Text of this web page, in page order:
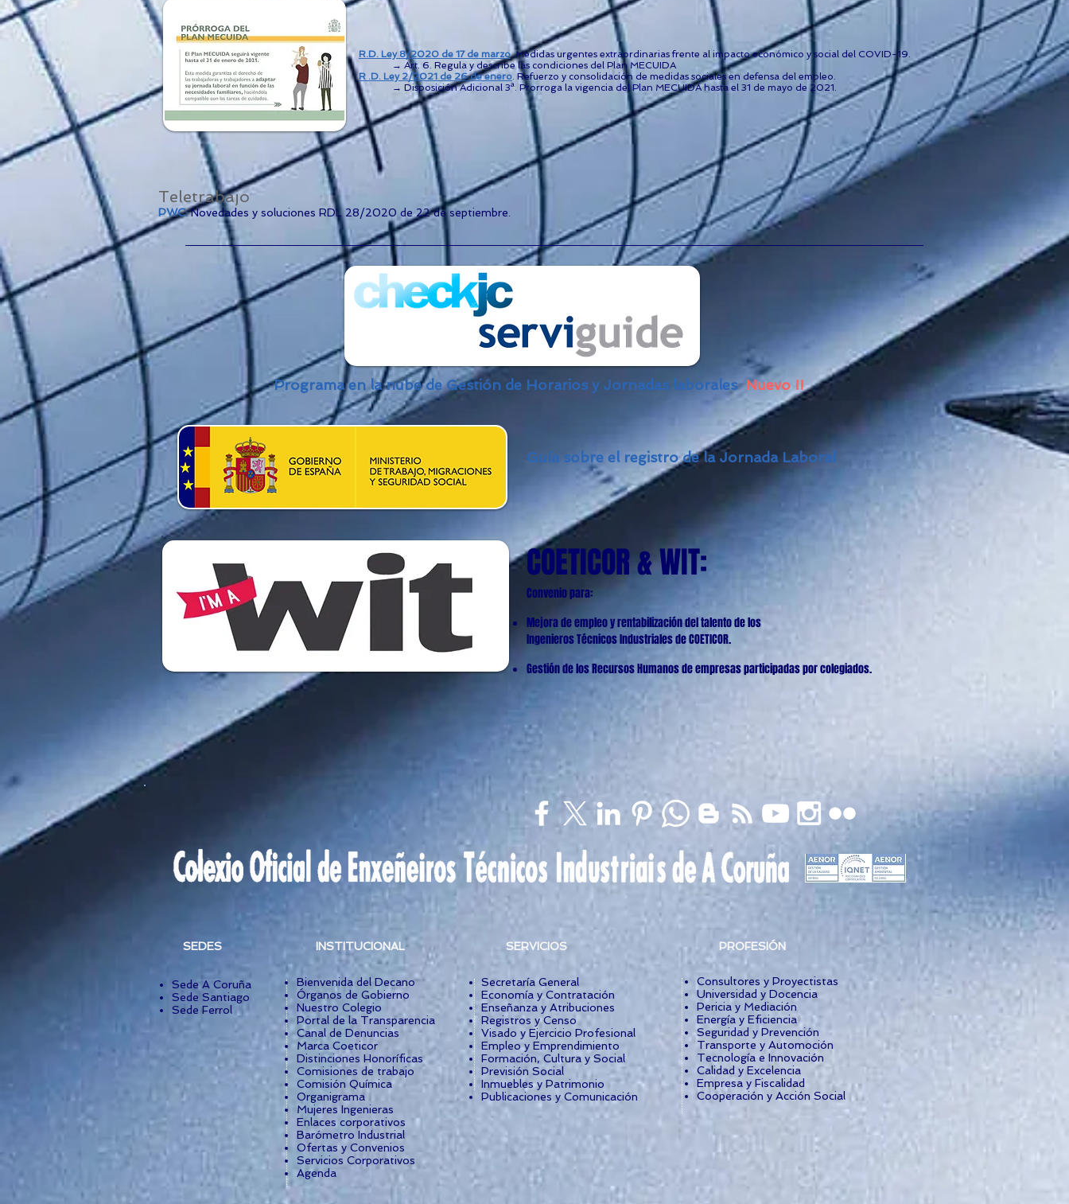
Teletrabajo
PWC:Novedades y soluciones RDL 28/2020 de 22 de septiembre.
R.D. Ley 8/2020 de 17 de marzo. Medidas urgentes extraordinarias frente al impacto económico y social del COVID-19.
→ Art. 6. Regula y describe las condiciones del Plan MECUIDA
R .D. Ley 2/2021 de 26 de enero. Refuerzo y consolidación de medidas sociales en defensa del empleo.
→ Disposición Adicional 3ª. Prorroga la vigencia del Plan MECUIDA hasta el 31 de mayo de 2021.
Programa en la nube de Gestión de Horarios y Jornadas laboralesNuevo !!
Guía sobre el registro de la Jornada Laboral
COETICOR & WIT:
Convenio para:
Mejora de empleo y rentabilización del talento de los
Ingenieros Técnicos Industriales de COETICOR.
Gestión de los Recursos Humanos de empresas participadas por colegiados.
SEDES INSTITUCIONAL SERVICIOS PROFESIÓN
Sede A Coruña
Sede Santiago
Sede Ferrol
Bienvenida del Decano
Órganos de Gobierno
Nuestro Colegio
Portal de la Transparencia
Canal de Denuncias
Marca Coeticor
Distinciones Honoríficas
Comisiones de trabajo
Comisión Química
Organigrama
Mujeres Ingenieras
Enlaces corporativos
Barómetro Industrial
Ofertas y Convenios
Servicios Corporativos
Agenda
Secretaría General
Economía y Contratación
Enseñanza y Atribuciones
Registros y Censo
Visado y Ejercicio Profesional
Empleo y Emprendimiento
Formación, Cultura y Social
Previsión Social
Inmuebles y Patrimonio
Publicaciones y Comunicación
Consultores y Proyectistas
Universidad y Docencia
Pericia y Mediación
Energía y Eficiencia
Seguridad y Prevención
Transporte y Automoción
Tecnología e Innovación
Calidad y Excelencia
Empresa y Fiscalidad
Cooperación y Acción Social